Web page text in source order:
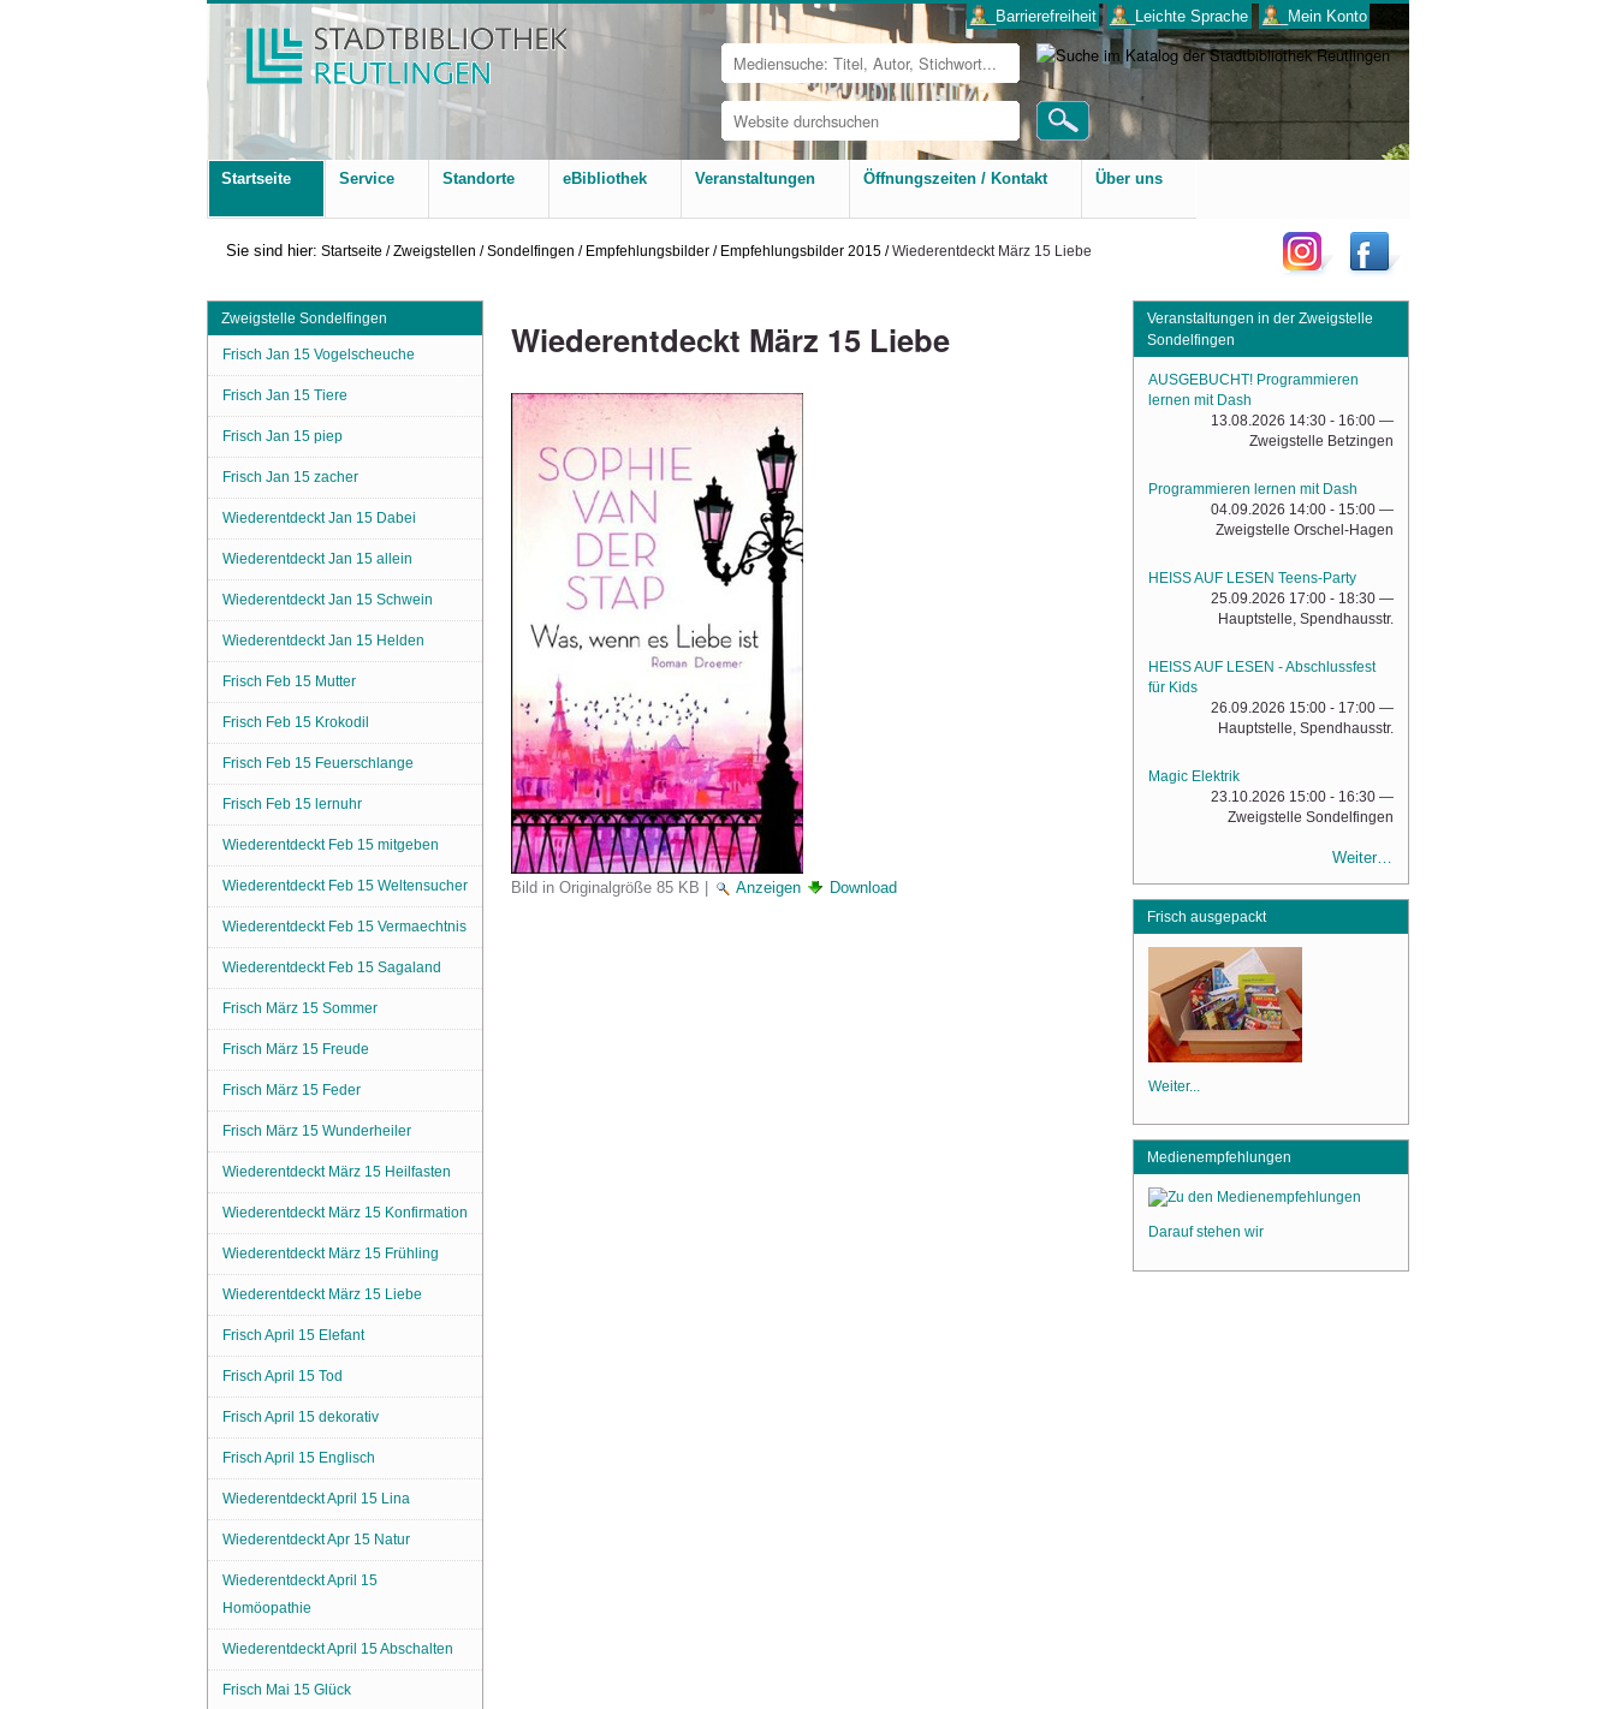
Website
durchsuchen
Erweiterte
Suche…
___Barrierefreiheit ___Leichte Sprache ___Mein Konto
Startseite Service Standorte eBibliothek Veranstaltungen Öffnungszeiten / Kontakt Über uns
Sie sind hier: Startseite /Zweigstellen /Sondelfingen / Empfehlungsbilder / Empfehlungsbilder 2015 /Wiederentdeckt März 15 Liebe
Wiederentdeckt März 15 Liebe
Bild in Originalgröße 85 KB Anzeigen Download
Zweigstelle Sondelfingen
Frisch Jan 15 Vogelscheuche
Frisch Jan 15 Tiere
Frisch Jan 15 piep
Frisch Jan 15 zacher
Wiederentdeckt Jan 15 Dabei
Wiederentdeckt Jan 15 allein
Wiederentdeckt Jan 15 Schwein
Wiederentdeckt Jan 15 Helden
Frisch Feb 15 Mutter
Frisch Feb 15 Krokodil
Frisch Feb 15 Feuerschlange
Frisch Feb 15 lernuhr
Wiederentdeckt Feb 15 mitgeben
Wiederentdeckt Feb 15 Weltensucher
Wiederentdeckt Feb 15 Vermaechtnis
Wiederentdeckt Feb 15 Sagaland
Frisch März 15 Sommer
Frisch März 15 Freude
Frisch März 15 Feder
Frisch März 15 Wunderheiler
Wiederentdeckt März 15 Heilfasten
Wiederentdeckt März 15 Konfirmation
Wiederentdeckt März 15 Frühling
Wiederentdeckt März 15 Liebe
Frisch April 15 Elefant
Frisch April 15 Tod
Frisch April 15 dekorativ
Frisch April 15 Englisch
Wiederentdeckt April 15 Lina
Wiederentdeckt Apr 15 Natur
Wiederentdeckt April 15
Homöopathie
Wiederentdeckt April 15 Abschalten
Frisch Mai 15 Glück
Veranstaltungen in der Zweigstelle
Sondelfingen
AUSGEBUCHT! Programmieren
lernen mit Dash
13.08.2026 14:30 - 16:00 —
Zweigstelle Betzingen
Programmieren lernen mit Dash
04.09.2026 14:00 - 15:00 —
Zweigstelle Orschel-Hagen
HEISS AUF LESEN Teens-Party
25.09.2026 17:00 - 18:30 —
Hauptstelle, Spendhausstr.
HEISS AUF LESEN - Abschlussfest
für Kids
26.09.2026 15:00 - 17:00 —
Hauptstelle, Spendhausstr.
Magic Elektrik
23.10.2026 15:00 - 16:30 —
Zweigstelle Sondelfingen
Weiter…
Frisch ausgepackt
Weiter...
Medienempfehlungen
Darauf stehen wir